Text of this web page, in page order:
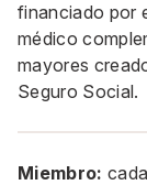
financiado por
médico
mayores
Seguro Social.
Miembro: